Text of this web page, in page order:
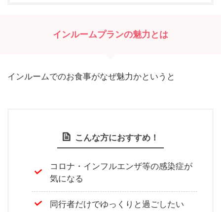
インルームプランの魅力とは
インルームでのお食事がなぜ魅力かというと
こんな方におすすめ！
コロナ・インフルエンザ等の感染症が
気になる
同行者だけでゆっくりと過ごしたい